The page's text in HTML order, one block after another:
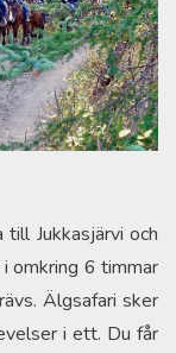
Jukkasjärvi och
omkring 6 timmar
Älgsafari sker
i ett. Du får